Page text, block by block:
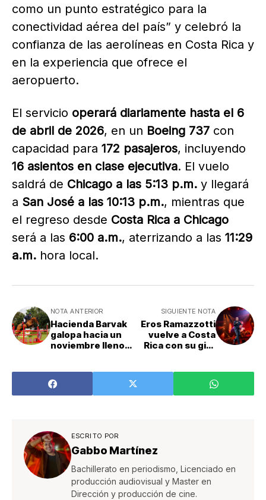
como un punto estratégico para la
conectividad aérea del país” y celebró la
confianza de las aerolíneas en Costa Rica y
en la experiencia que ofrece el
aeropuerto.
El servicio operará diariamente hasta el 6
de abril de 2026, en un Boeing 737 con
capacidad para 172 pasajeros, incluyendo
16 asientos en clase ejecutiva. El vuelo
saldrá de Chicago a las 5:13 p.m. y llegará
a San José a las 10:13 p.m., mientras que
el regreso desde Costa Rica a Chicago
será a las 6:00 a.m., aterrizando a las 11:29
a.m. hora local.
NOTA ANTERIOR
Hacienda Barvak
galopa hacia un
noviembre lleno
SIGUIENTE NOTA
Eros Ramazzotti
vuelve a Costa
Rica con su gira
ESCRITO POR
Gabbo Martínez
Bachillerato en periodismo, Licenciado en
producción audiovisual y Master en
Dirección y producción de cine.